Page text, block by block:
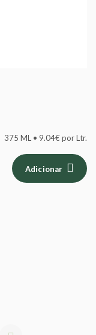
375 ML • 9.04€ por Ltr.
Adicionar